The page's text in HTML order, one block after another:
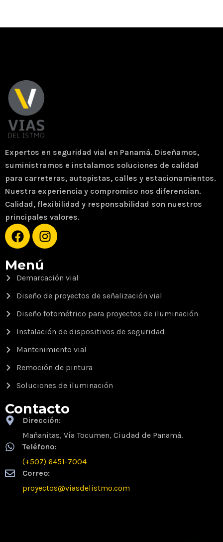
Expertos en seguridad vial en Panamá. Diseñamos,
suministramos e instalamos soluciones de calidad
para carreteras, autopistas, calles y estacionamientos.
Nuestra experiencia y compromiso nos diferencian.
Calidad, flexibilidad y responsabilidad son nuestros
principales valores.
Menú
Demarcación vial
Diseño de proyectos de señalización vial
Diseño fotométrico para proyectos de iluminación
Instalación de dispositivos de seguridad
Mantenimiento vial
Remoción de pintura
Soluciones de iluminación
Contacto
Dirección:
Mañanitas, Vía Tocumen, Ciudad de Panamá.
Teléfono:
(+507) 6451-7004
Correo:
proyectos@viasdelistmo.com